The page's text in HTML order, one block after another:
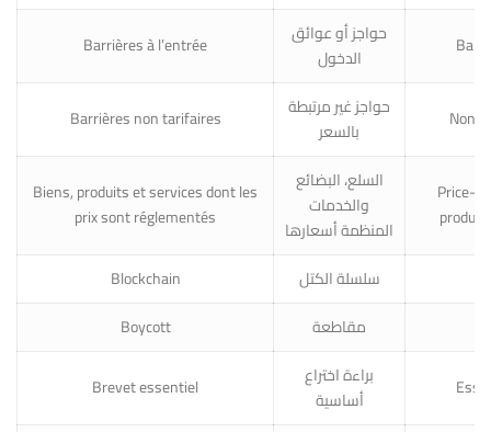
Barrières à l’entrée
حواجز أو عوائق
الدخول
Barrières non tarifaires
حواجز غير مرتبطة
بالسعر
Non-
Biens, produits et services dont les
prix sont réglementés
السلع، البضائع
والخدمات
المنظمة أسعارها
Price-
Blockchain سلسلة الكتل
Boycott
مقاطعة
Brevet essentiel
براءة اختراع
أساسية